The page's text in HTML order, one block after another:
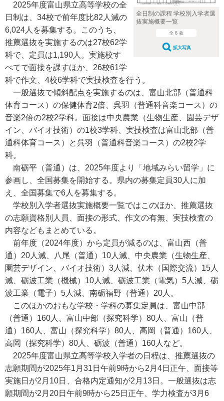
全日制の課程 学校別入学者選
抜実施概要一覧
全 8 枚
拡大写真
2025年度富山県立高等学校の全
日制は、34校で前年度比82人減の
6,024人を募集する。このうち、
推薦選抜を実施するのは27校62学
科で、定員は1,190人。実施校す
べてで面接を課すほか、26校61学
科で作文、4校6学科で実技検査を行う。
一般選抜で傾斜配点を実施するのは、富山北部（普通科
体育コース）の保健体育2倍、呉羽（普通科音楽コース）の
音楽2倍の2校2学科。面接は中央農業（生物生産、園芸デザ
イン、バイオ技術）の1校3学科、実技検査は富山北部（普
通科体育コース）と呉羽（普通科音楽コース）の2校2学
科。
南砺平（普通）は、2025年度より「地域みらい留学」に
参画し、全国募集を開始する。県内の募集定員30人に加
え、全国募集で6人を募集する。
学校別入学者選抜実施概要一覧ではこのほか、推薦選抜
の志願資格別人員、面接の形式、作文の有無、実技検査の
内容などもまとめている。
前年度（2024年度）から定員が減るのは、富山西（普
通）20人減、八尾（普通）10人減、中央農業（生物生産、
園芸デザイン、バイオ技術）3人減、伏木（国際交流）15人
減、砺波工業（機械）10人減、砺波工業（電気）5人減、砺
波工業（電子）5人減、南砺福野（普通）20人。
このほかのおもな学校・学科の募集定員は、富山中部
（普通）160人、富山中部（探究科学）80人、富山（普
通）160人、富山（探究科学）80人、高岡（普通）160人、
高岡（探究科学）80人、砺波（普通）160人など。
2025年度富山県立高等学校入学者の日程は、推薦選抜の
志願期間が2025年1月31日午前9時から2月4日正午、面接等
実施日が2月10日、合格内定通知が2月13日。一般選抜は志
願期間が2月20日午前9時から25日正午、学力検査が3月6